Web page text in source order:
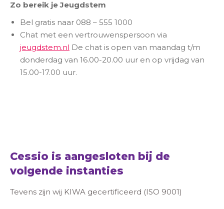
Zo bereik je Jeugdstem
Bel gratis naar 088 – 555 1000
Chat met een vertrouwenspersoon via
jeugdstem.nl De chat is open van maandag t/m
donderdag van 16.00-20.00 uur en op vrijdag van
15.00-17.00 uur.
Cessio is aangesloten bij de
volgende instanties
Tevens zijn wij KIWA gecertificeerd (ISO 9001)